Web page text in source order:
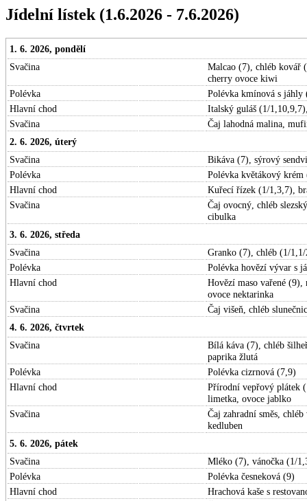
Jídelní lístek (1.6.2026 - 7.6.2026)
1. 6. 2026, pondělí
Svačina
Malcao (7), chléb kovář
cherry ovoce kiwi
Polévka
Polévka kmínová s jáhly
Hlavní chod
Italský guláš (1/
Svačina
Čaj lahodná malina,
2. 6. 2026, úterý
Svačina
Bikáva (7), sýrový
Polévka
Polévka květákový krém
Hlavní chod
Kuřecí řízek (1/1,3,7),
Svačina
Čaj ovocný, chléb
cibulka
3. 6. 2026, středa
Svačina
Granko (7), chléb (1/
Polévka
Polévka hovězí vývar s
Hlavní chod
Hovězí maso vařené
ovoce nektarinka
Svačina
Čaj višeň, chléb
4. 6. 2026, čtvrtek
Svačina
Bílá káva (7), chléb
paprika žlutá
Polévka
Polévka cizrnová (7,9)
Hlavní chod
Přírodní vepřový plátek
limetka, ovoce jablko
Svačina
Čaj zahradní směs,
kedluben
5. 6. 2026, pátek
Svačina
Mléko (7), vánočka (1/
Polévka
Polévka česneková (9)
Hlavní chod
Hrachová kaše s